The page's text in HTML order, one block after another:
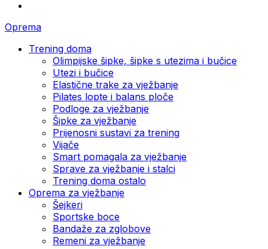
Oprema
Trening doma
Olimpijske šipke, šipke s utezima i bučice
Utezi i bučice
Elastične trake za vježbanje
Pilates lopte i balans ploče
Podloge za vježbanje
Šipke za vježbanje
Prijenosni sustavi za trening
Vijače
Smart pomagala za vježbanje
Sprave za vježbanje i stalci
Trening doma ostalo
Oprema za vježbanje
Šejkeri
Sportske boce
Bandaže za zglobove
Remeni za vježbanje